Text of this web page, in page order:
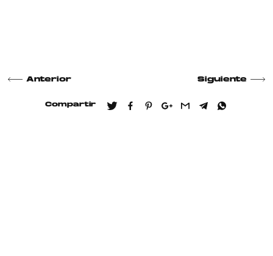
Anterior Siguiente
Compartir